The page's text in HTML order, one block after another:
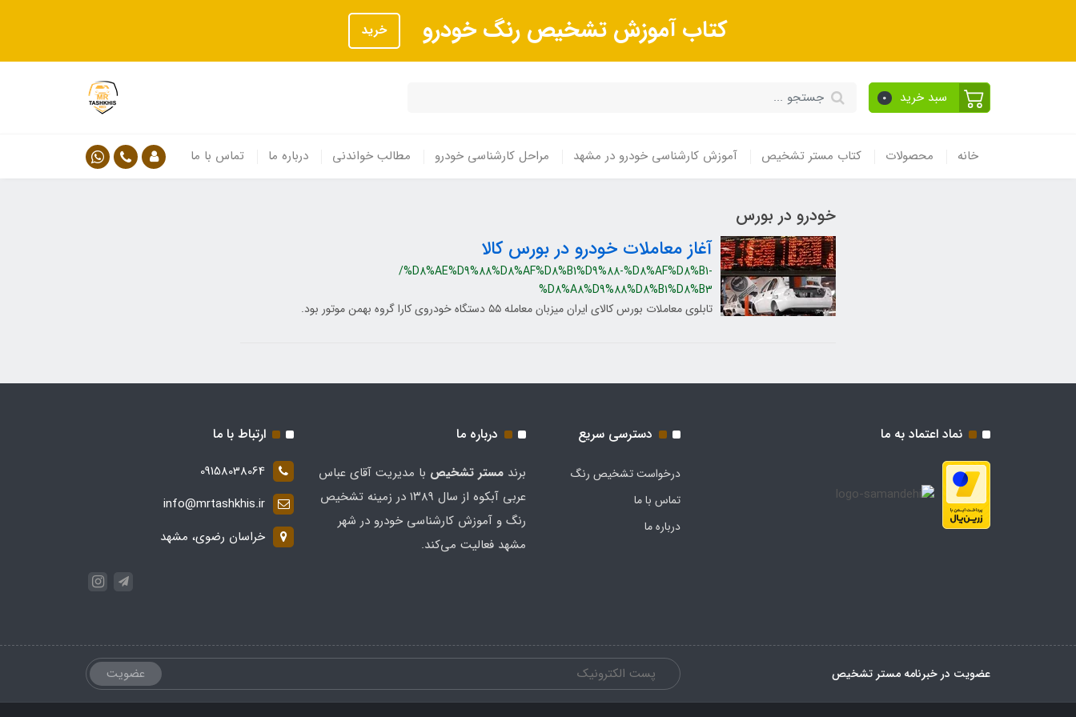
کتاب آموزش تشخیص رنگ خودرو خرید
سبد خرید 0
خانه محصولات کتاب مستر تشخیص آموزش کارشناسی خودرو در مشهد مراحل کارشناسی خودرو مطالب خواندنی درباره ما تماس با ما
خودرو در بورس
آغاز معاملات خودرو در بورس کالا
/%D8%AE%D9%88%D8%AF%D8%B1%D9%88-%D8%AF%D8%B1-
%D8%A8%D9%88%D8%B1%D8%B3
تابلوی معاملات بورس کالای ایران میزبان معامله ۵۵ دستگاه خودروی کارا گروه بهمن موتور بود.
نماد اعتماد به ما دسترسی سریع
درخواست تشخیص رنگ
تماس با ما
درباره ما
درباره ما
برند مستر تشخيص با مدیریت آقای عباس
عربی آبکوه از سال ۱۳۸۹ در زمینه تشخیص
رنگ و آموزش کارشناسی خودرو در شهر
مشهد فعالیت می‌کند.
ارتباط با ما
09158038064
info@mrtashkhis.ir
خراسان رضوی، مشهد
عضویت در خبرنامه مستر تشخیص عضویت